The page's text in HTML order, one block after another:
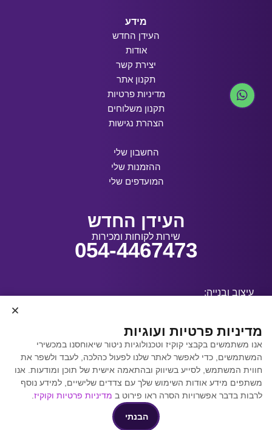
מידע
העידן החדש
אודות
יצירת קשר
תקנון אתר
מדיניות פרטיות
תקנון משלוחים
הצהרת נגישות
החשבון שלי
ההזמנות שלי
המועדפים שלי
העידן החדש
שירות לקוחות ומכירות
054-4467473
עיצוב ובנייה:
קידום אתרים באמצעות
Y.Y. Digital
מדיניות פרטיות ועוגיות
אנו משתמשים בקבצי קוקיז וטכנולוגיות ניטור שיאוחסנו במכשירי
המשתמשים, כדי לאפשר לאתר שלנו לפעול כהלכה, לעבד ולשפר את
חווית המשתמש, לסייע בשיווק ובהתאמה אישית של תוכן ומודעות. אנו
משתפים מידע אודות השימוש שלך עם צדדים שלישיים, למידע נוסף
לרבות בדבר אפשרויות הסרה ראו פירוט ב מדיניות פרטיות וקוקיז
הבנתי